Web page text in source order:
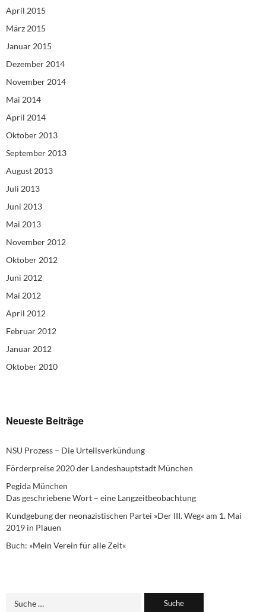
April 2015
März 2015
Januar 2015
Dezember 2014
November 2014
Mai 2014
April 2014
Oktober 2013
September 2013
August 2013
Juli 2013
Juni 2013
Mai 2013
November 2012
Oktober 2012
Juni 2012
Mai 2012
April 2012
Februar 2012
Januar 2012
Oktober 2010
Neueste Beiträge
NSU Prozess – Die Urteilsverkündung
Förderpreise 2020 der Landeshauptstadt München
Pegida München
Das geschriebene Wort – eine Langzeitbeobachtung
Kundgebung der neonazistischen Partei »Der III. Weg« am 1. Mai
2019 in Plauen
Buch: »Mein Verein für alle Zeit«